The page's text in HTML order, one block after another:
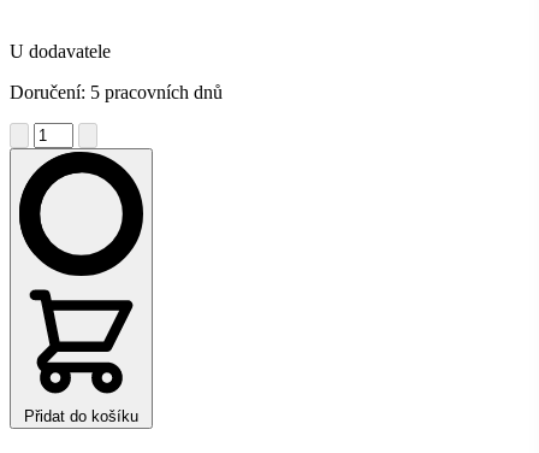
U dodavatele
Doručení: 5 pracovních dnů
Přidat do košíku